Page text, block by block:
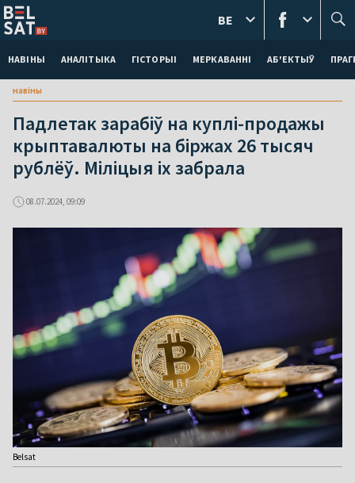
НАВІНЫ АНАЛІТЫКА ГІСТОРЫІ МЕРКАВАННI АБ'ЕКТЫЎ
BE
навіны
Падлетак зарабіў на куплі-продажы
крыптавалюты на біржах 26 тысяч
рублёў. Міліцыя іх забрала
08.07.2024, 09:09
Belsat